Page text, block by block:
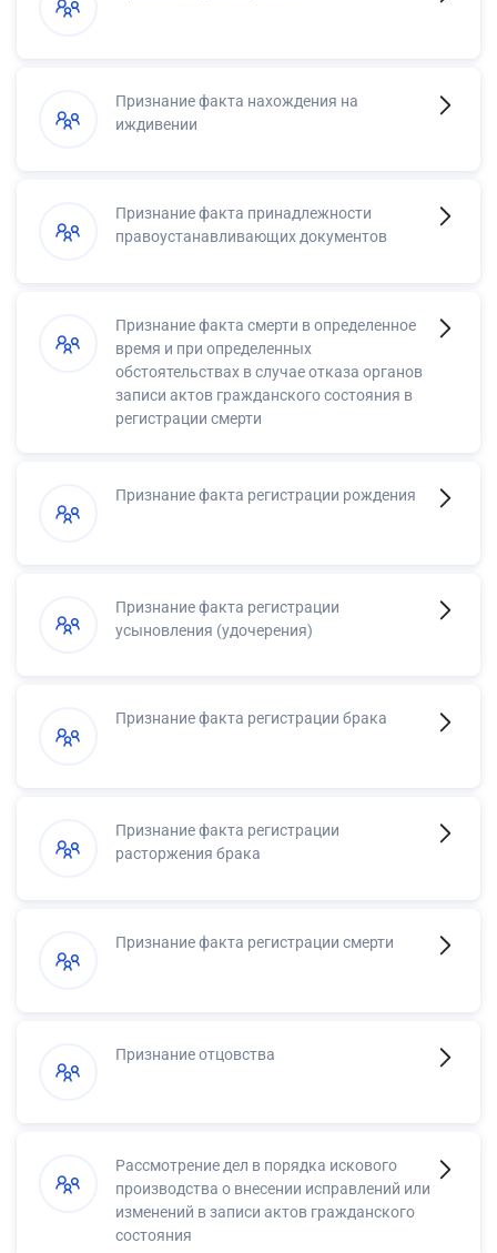
Признание факта нахождения на
иждивении
Признание факта принадлежности
правоустанавливающих документов
Признание факта смерти в определенное
время и при определенных
обстоятельствах в случае отказа органов
записи актов гражданского состояния в
регистрации смерти
Признание факта регистрации рождения
Признание факта регистрации
усыновления (удочерения)
Признание факта регистрации брака
Признание факта регистрации
расторжения брака
Признание факта регистрации смерти
Признание отцовства
Рассмотрение дел в порядка искового
производства о внесении исправлений или
изменений в записи актов гражданского
состояния